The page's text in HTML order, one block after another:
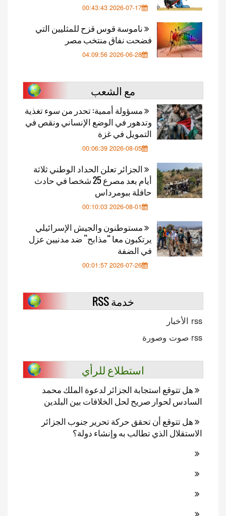
2026-07-17 00:43:43
ناموسة قوس قزح للمثليين التي
فضحت نفاق منتخب مصر
2026-06-28 04:09:56
مع الشعب
مسؤولة أممية: تحدر من سوء تغذية
وتدهور في الوضع الإنساني ونقص في
التمويل في غزة
2026-08-05 00:06:39
الجزائر تعلن الحداد الوطني ثلاثة
أيام بعد مصرع 25 شخصا في حادث
حافلة ببومرداس
2026-08-01 00:10:03
مستوطنون والجيش الإسرائيلي
يرتكبون معا “مذابح” ضد مدنيين عزل
في الضفة
2026-07-26 00:01:57
خدمة RSS
rss الأخبار
rss صوت وصورة
استطلاع للرأي
هل تتوقع استجابة الجزائر لدعوة الملك محمد
السادس لحوار صريح لحل الخلافات بين البلدين
هل تتوقع أن تحقق حركة تحرير جنوب الجزائر
الاستقلال الذي تطالب به وإنشاء دولة؟